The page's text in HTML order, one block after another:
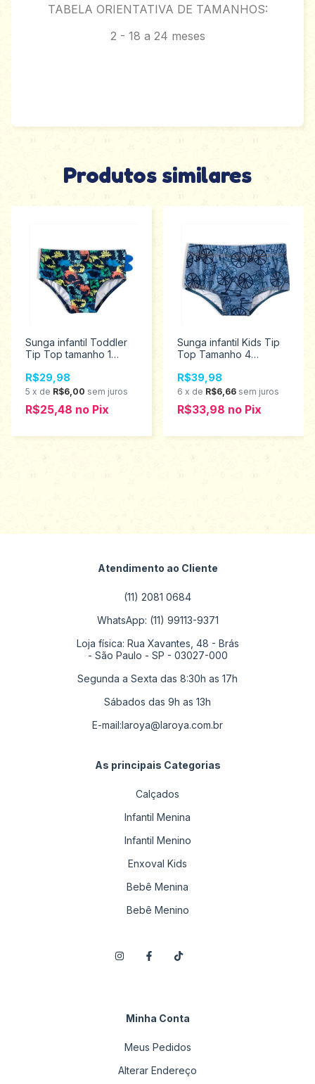
TABELA ORIENTATIVA DE TAMANHOS:
2 - 18 a 24 meses
Produtos similares
Sunga infantil Toddler
Tip Top tamanho 1
R$29,98
5 x de R$6,00 sem juros
R$25,48 no Pix
Sunga infantil Kids Tip
Top Tamanho 4
R$39,98
6 x de R$6,66 sem juros
R$33,98 no Pix
Atendimento ao Cliente
(11) 2081 0684
WhatsApp: (11) 99113-9371
Loja física: Rua Xavantes, 48 - Brás
- São Paulo - SP - 03027-000
Segunda a Sexta das 8:30h as 17h
Sábados das 9h as 13h
E-mail:laroya@laroya.com.br
As principais Categorias
Calçados
Infantil Menina
Infantil Menino
Enxoval Kids
Bebê Menina
Bebê Menino
Minha Conta
Meus Pedidos
Alterar Endereço